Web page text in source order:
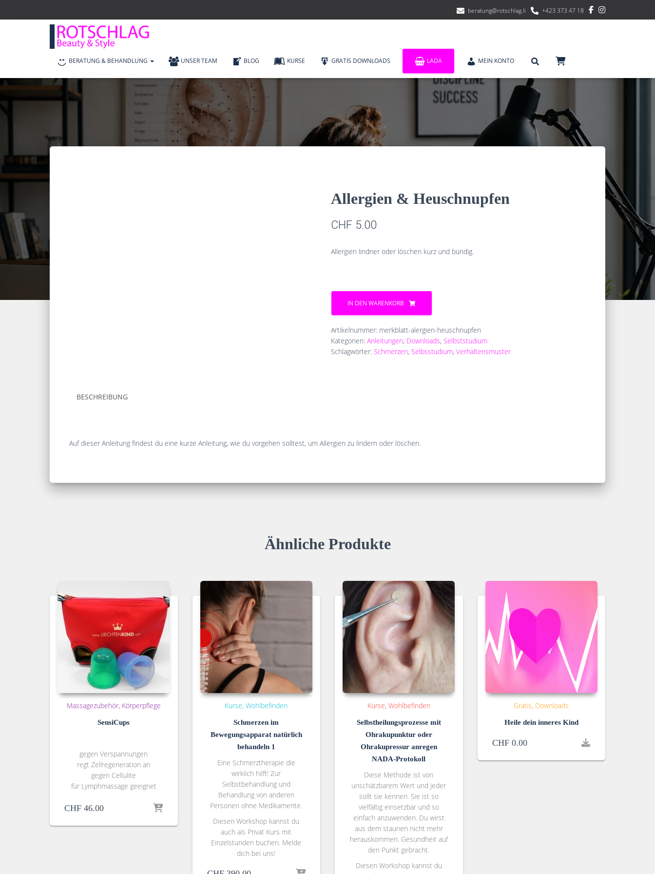
beratung@rotschlag.li +423 373 47 18
BERATUNG & BEHANDLUNG UNSER TEAM BLOG KURSE GRATIS DOWNLOADS LADA MEIN KONTO
Allergien & Heuschnupfen
CHF 5.00
Allergien lindner oder löschen kurz und bündig.
Allergien
Menge
IN DEN WARENKORB
Artikelnummer: merkblatt-alergien-heuschnupfen
Kategorien: Anleitungen, Downloads, Selbststudium
Schlagwörter: Schmerzen, Selbsstudium, Verhaltensmuster
BESCHREIBUNG
Auf dieser Anleitung findest du eine kurze Anleitung, wie du vorgehen solltest, um Allergien zu lindern oder löschen.
Ähnliche Produkte
Massagezubehör Körperpflege
SensiCups
gegen Verspannungen
regt Zellregeneration an
gegen Cellulite
für Lymphmassage geeignet
CHF 46.00
Kurse Wohlbefinden
Schmerzen im
Bewegungsapparat natürlich
behandeln 1
Eine Schmerztherapie die
wirklich hilft! Zur
Selbstbehandlung und
Behandlung von anderen
Personen ohne Medikamente.
Diesen Workshop kannst du
auch als Privat Kurs mit
Einzelstunden buchen. Melde
dich bei uns!
Kurse Wohlbefinden
Selbstheilungsprozesse mit
Ohrakupunktur oder
Ohrakupressur anregen
NADA-Protokoll
Diese Methode ist von
unschätzbarem Wert und jeder
sollt sie kennen. Sie ist so
vielfältig einsetzbar und so
einfach anzuwenden. Du wirst
aus dem staunen nicht mehr
herauskommen. Gesundheit auf
den Punkt gebracht.
Diesen Workshop kannst du
Gratis Downloads
Heile dein inneres Kind
CHF0.00